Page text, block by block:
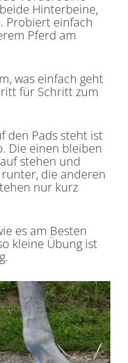
Hinterbeine,
Probiert einfach
Pferd am
was einfach geht
für Schritt zum
den Pads steht ist
Die einen bleiben
stehen und
die anderen
nur kurz
es am Besten
kleine Übung ist